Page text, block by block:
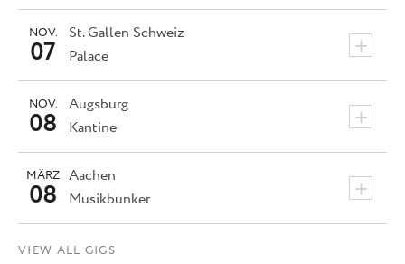
St. Gallen Schweiz +
NOV.
07 Palace
Augsburg +
NOV.
08 Kantine
Aachen +
MÄRZ
08 Musikbunker
VIEW ALL GIGS